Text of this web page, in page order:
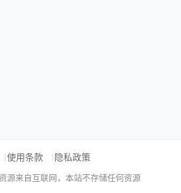
使用条款 隐私政策
源来自互联网，本站不存储任何资源